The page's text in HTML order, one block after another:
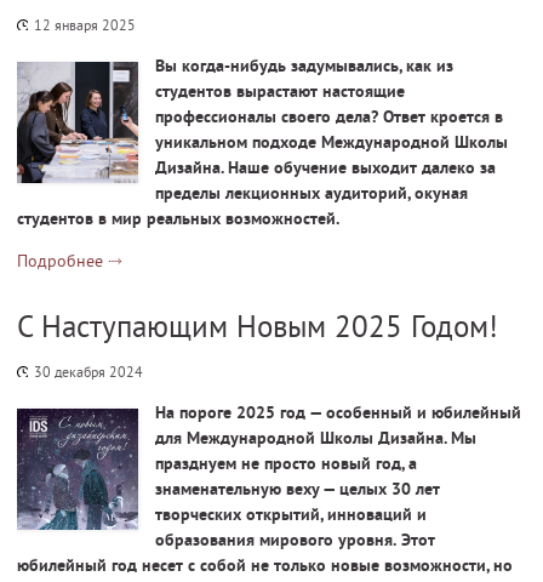
12 января 2025
Вы когда-нибудь задумывались, как из
студентов вырастают настоящие
профессионалы своего дела? Ответ кроется в
уникальном подходе Международной Школы
Дизайна. Наше обучение выходит далеко за
пределы лекционных аудиторий, окуная
студентов в мир реальных возможностей.
Подробнее
С Наступающим Новым 2025 Годом!
30 декабря 2024
На пороге 2025 год — особенный и юбилейный
для Международной Школы Дизайна. Мы
празднуем не просто новый год, а
знаменательную веху — целых 30 лет
творческих открытий, инноваций и
образования мирового уровня. Этот
юбилейный год несет с собой не только новые возможности, но